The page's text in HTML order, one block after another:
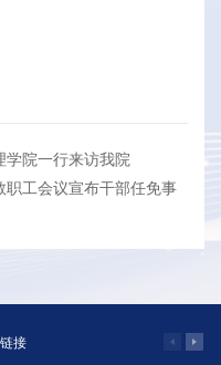
学院一行来访我院
职工会议宣布干部任免事
接